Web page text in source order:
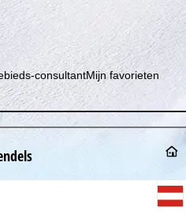
consultantMijn favorieten